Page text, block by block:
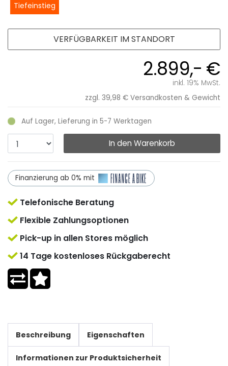
Tiefeinstieg
2.899,- €
inkl. 19% MwSt.
zzgl. 39,98 € Versandkosten & Gewicht
Auf Lager, Lieferung in 5-7 Werktagen
In den Warenkorb
VERFÜGBARKEIT IM STANDORT
Finanzierung ab 0% mit
Telefonische Beratung
Flexible Zahlungsoptionen
Pick-up in allen Stores möglich
14 Tage kostenloses Rückgaberecht
Beschreibung Eigenschaften
Informationen zur Produktsicherheit